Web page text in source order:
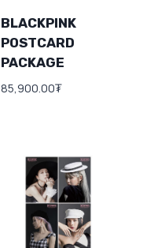
BLACKPINK
POSTCARD
PACKAGE
85,900.00₮